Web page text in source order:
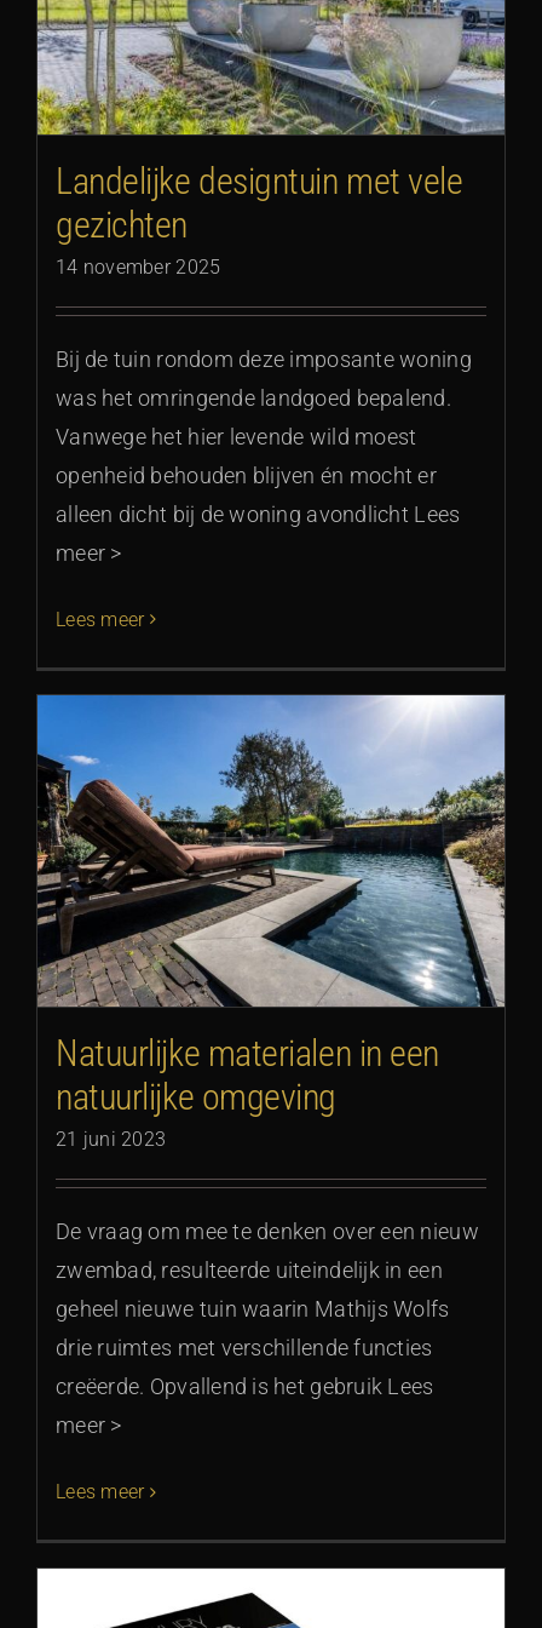
Landelijke designtuin met vele
gezichten
14 november 2025
Bij de tuin rondom deze imposante woning
was het omringende landgoed bepalend.
Vanwege het hier levende wild moest
openheid behouden blijven én mocht er
alleen dicht bij de woning avondlicht Lees
meer >
Lees meer
Natuurlijke materialen in een
natuurlijke omgeving
21 juni 2023
De vraag om mee te denken over een nieuw
zwembad, resulteerde uiteindelijk in een
geheel nieuwe tuin waarin Mathijs Wolfs
drie ruimtes met verschillende functies
creëerde. Opvallend is het gebruik Lees
meer >
Lees meer